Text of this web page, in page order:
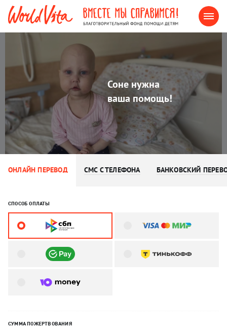
Соне нужна
ваша помощь!
ОНЛАЙН ПЕРЕВОД СМС С ТЕЛЕФОНА БАНКОВСКИЙ
СПОСОБ ОПЛАТЫ
СУММА ПОЖЕРТВОВАНИЯ